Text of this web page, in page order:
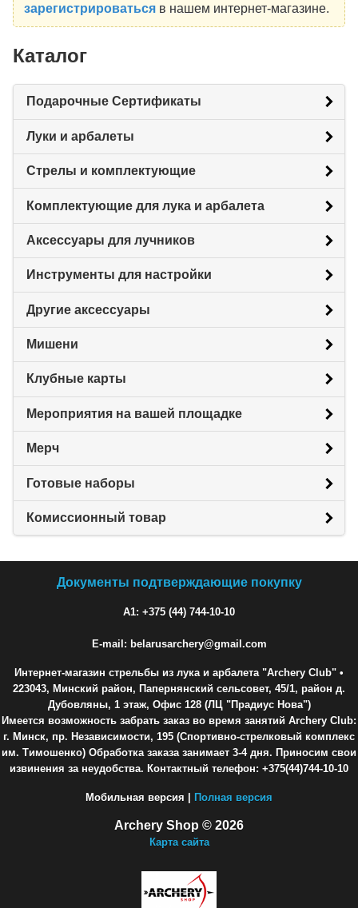
зарегистрироватьсяв нашем интернет-магазине.
Каталог
Подарочные Сертификаты
Луки и арбалеты
Стрелы и комплектующие
Комплектующие для лука и арбалета
Аксессуары для лучников
Инструменты для настройки
Другие аксессуары
Мишени
Клубные карты
Мероприятия на вашей площадке
Мерч
Готовые наборы
Комиссионный товар
Документы подтверждающие покупку
A1: +375 (44) 744-10-10
E-mail: belarusarchery@gmail.com
Интернет-магазин стрельбы из лука и арбалета "Archery Club" •
223043, Минский район, Папернянский сельсовет, 45/1, район д.
Дубовляны, 1 этаж, Офис 128 (ЛЦ "Прадиус Нова")
Имеется возможность забрать заказ во время занятий Archery Club:
г. Минск, пр. Независимости, 195 (Спортивно-стрелковый комплекс
им. Тимошенко) Обработка заказа занимает 3-4 дня. Приносим свои
извинения за неудобства. Контактный телефон: +375(44)744-10-10
Мобильная версия | Полная версия
Archery Shop © 2026
Карта сайта